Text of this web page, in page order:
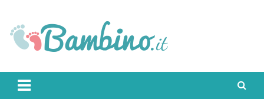
content
Bambino.it